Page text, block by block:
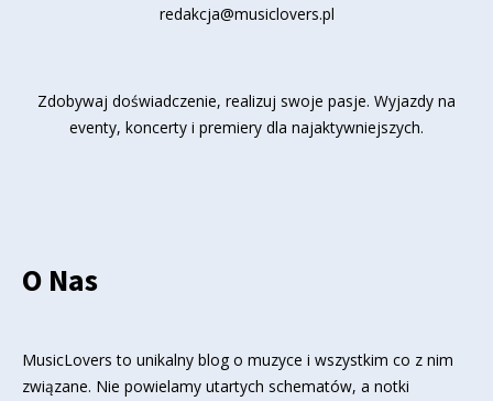
redakcja@musiclovers.pl
Zdobywaj doświadczenie, realizuj swoje pasje. Wyjazdy na
eventy, koncerty i premiery dla najaktywniejszych.
O Nas
MusicLovers to unikalny blog o muzyce i wszystkim co z nim
związane. Nie powielamy utartych schematów, a notki